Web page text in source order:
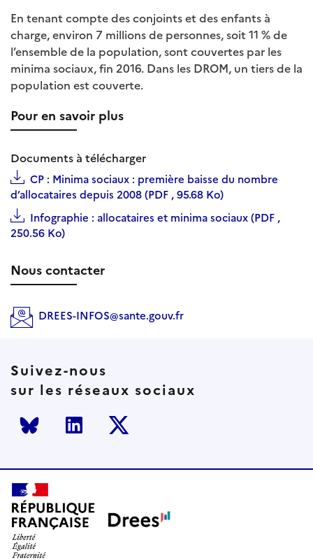
En tenant compte des conjoints et des enfants à
charge, environ 7 millions de personnes, soit 11 % de
l’ensemble de la population, sont couvertes par les
minima sociaux, fin 2016. Dans les DROM, un tiers de la
population est couverte.
Pour en savoir plus
Documents à télécharger
CP : Minima sociaux : première baisse du nombre
d’allocataires depuis 2008 (PDF , 95.68 Ko)
Infographie : allocataires et minima sociaux (PDF ,
250.56 Ko)
Nous contacter
DREES-INFOS@sante.gouv.fr
Suivez-nous
sur les réseaux sociaux
Bluesky LinkedInTwitter